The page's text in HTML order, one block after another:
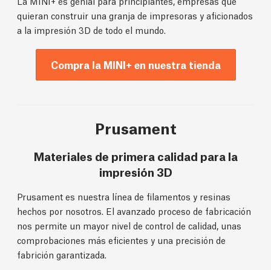
quieran construir una granja de impresoras y aficionados
a la impresión 3D de todo el mundo.
Compra la MINI+ en nuestra tienda
Prusament
Materiales de primera calidad para la
impresión 3D
Prusament es nuestra línea de filamentos y resinas
hechos por nosotros. El avanzado proceso de fabricación
nos permite un mayor nivel de control de calidad, unas
comprobaciones más eficientes y una precisión de
fabrición garantizada.